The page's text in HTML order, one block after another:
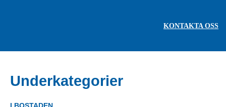
KONTAKTA OSS
Underkategorier